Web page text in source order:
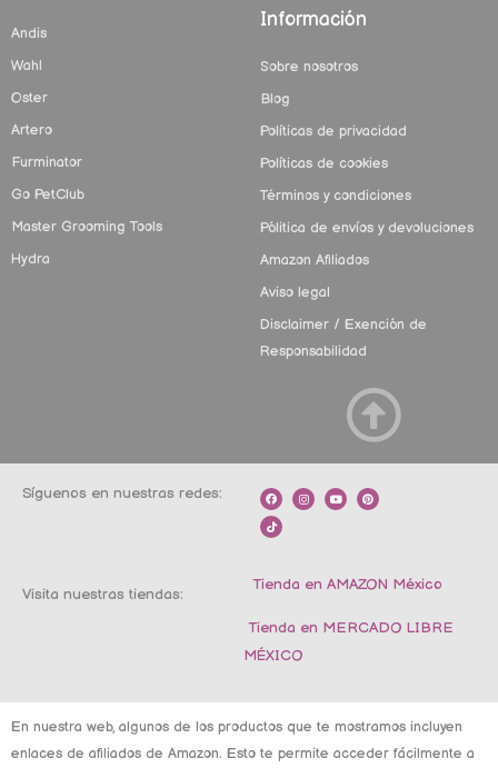
Andis
Wahl
Oster
Artero
Furminator
Go PetClub
Master Grooming Tools
Hydra
Información
Sobre nosotros
Blog
Políticas de privacidad
Políticas de cookies
Términos y condiciones
Pólitica de envíos y devoluciones
Amazon Afiliados
Aviso legal
Disclaimer / Exención de
Responsabilidad
Síguenos en nuestras redes:
F
a
c
e
b
I
n
s
m
Y
o
u
P
i
n
t
T
i
k
t
o
Visita nuestras tiendas:
Tienda en AMAZON México
Tienda en MERCADO LIBRE
MÉXICO
En nuestra web, algunos de los productos que te mostramos incluyen
enlaces de afiliados de Amazon. Esto te permite acceder fácilmente a